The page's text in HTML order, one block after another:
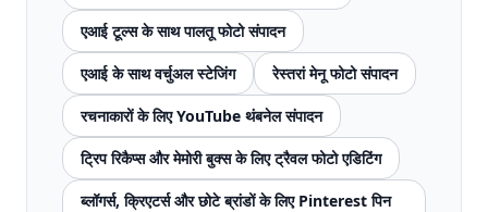
एआई टूल्स के साथ पालतू फोटो संपादन
एआई के साथ वर्चुअल स्टेजिंग रेस्तरां मेनू फोटो संपादन
रचनाकारों के लिए YouTube थंबनेल संपादन
ट्रिप रिकैप्स और मेमोरी बुक्स के लिए ट्रैवल फोटो एडिटिंग
ब्लॉगर्स, क्रिएटर्स और छोटे ब्रांडों के लिए Pinterest पिन